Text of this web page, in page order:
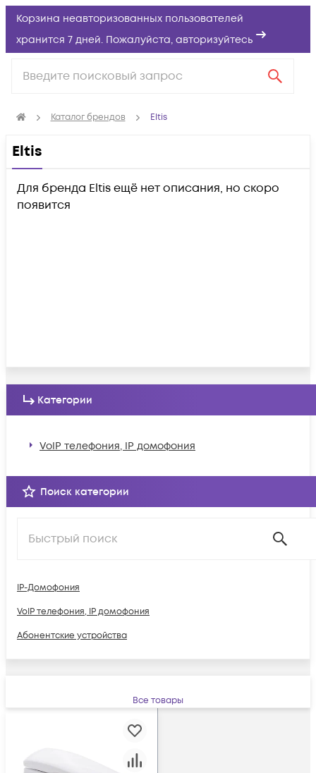
Корзина неавторизованных пользователей
хранится 7 дней. Пожалуйста, авторизуйтесь
Каталог брендов Eltis
Eltis
Для бренда Eltis ещё нет описания, но скоро
появится
Категории
VoIP телефония, IP домофония
Поиск категории
IP-Домофония
VoIP телефония, IP домофония
Абонентские устройства
Все товары